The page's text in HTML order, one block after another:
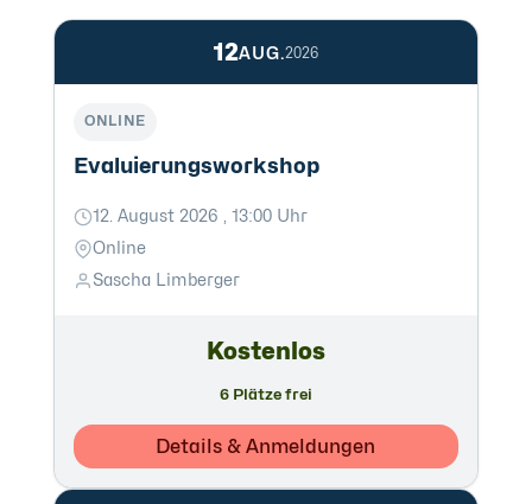
12AUG.2026
ONLINE
Evaluierungsworkshop
12. August 2026 , 13:00 Uhr
Online
Sascha Limberger
Kostenlos
6 Plätze frei
Details & Anmeldungen